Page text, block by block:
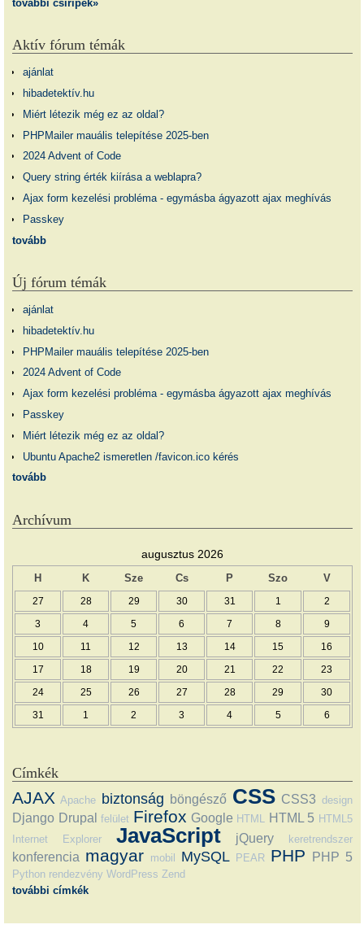
további csiripek»
Aktív fórum témák
ajánlat
hibadetektív.hu
Miért létezik még ez az oldal?
PHPMailer mauális telepítése 2025-ben
2024 Advent of Code
Query string érték kiírása a weblapra?
Ajax form kezelési probléma - egymásba ágyazott ajax meghívás
Passkey
tovább
Új fórum témák
ajánlat
hibadetektív.hu
PHPMailer mauális telepítése 2025-ben
2024 Advent of Code
Ajax form kezelési probléma - egymásba ágyazott ajax meghívás
Passkey
Miért létezik még ez az oldal?
Ubuntu Apache2 ismeretlen /favicon.ico kérés
tovább
Archívum
augusztus 2026
H K Sze Cs P Szo V
27 28 29 30 31 1 2
3 4 5 6 7 8 9
10 11 12 13 14 15 16
17 18 19 20 21 22 23
24 25 26 27 28 29 30
31 1 2 3 4 5 6
Címkék
AJAX Apache biztonság böngésző CSS CSS3 design
Django Drupal felület Firefox Google HTML HTML 5 HTML5
Internet Explorer
JavaScript jQuery keretrendszer
konferencia magyar mobil MySQL PEAR PHP PHP 5
Python rendezvény WordPress Zend
további címkék